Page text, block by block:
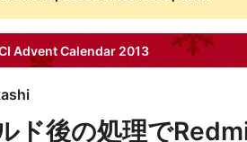
Advent Calendar 2013
ド後の処理で